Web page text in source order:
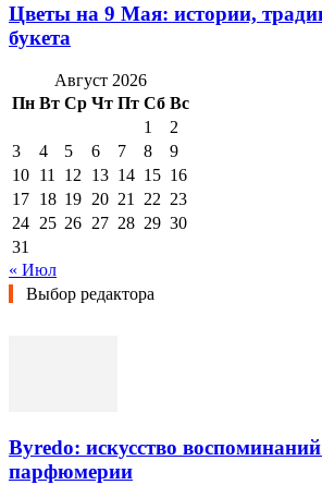
Цветы на 9 Мая: истории,
букета
Август 2026
Пн Вт Ср Чт Пт Сб Вс
1
2
3
4 5 6 7 8
9
10 11 12 13 14 15 16
17 18 19 20 21 22 23
24 25 26 27 28 29 30
31
« Июл
Выбор редактора
Byredo: искусство
парфюмерии